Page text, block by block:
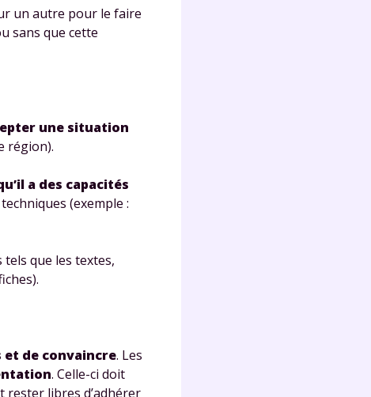
un autre pour le faire
sans que cette
une situation
région).
a des capacités
(exemple :
que les textes,
et de convaincre. Les
. Celle-ci doit
rester libres d’adhérer
vous
la
de
gestion